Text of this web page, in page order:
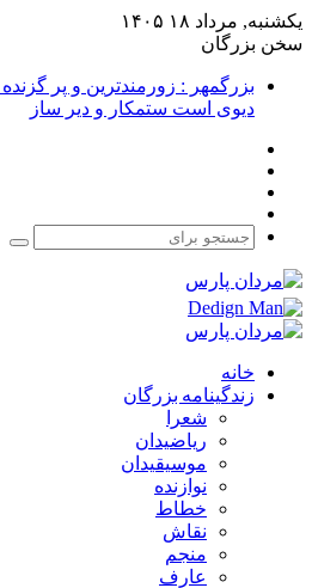
یکشنبه, مرداد ۱۸ ۱۴۰۵
سخن بزرگان
بزرگمهر : زورمندترین و پر
دیوی است ستمکار و دیر ساز
خانه
زندگینامه بزرگان
شعرا
ریاضیدان
موسیقیدان
نوازنده
خطاط
نقاش
منجم
عارف